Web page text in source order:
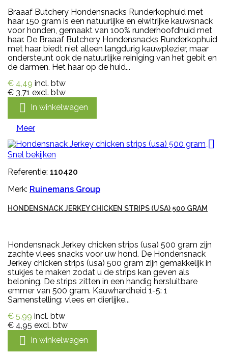
Braaaf Butchery Hondensnacks Runderkophuid met
haar 150 gram is een natuurlijke en eiwitrijke kauwsnack
voor honden, gemaakt van 100% runderhoofdhuid met
haar. De Braaaf Butchery Hondensnacks Runderkophuid
met haar biedt niet alleen langdurig kauwplezier, maar
ondersteunt ook de natuurlijke reiniging van het gebit en
de darmen. Het haar op de huid...
€ 4,49 incl. btw
€ 3,71 excl. btw
 In winkelwagen
Meer

Snel bekijken
Referentie: 110420
Merk: Ruinemans Group
HONDENSNACK JERKEY CHICKEN STRIPS (USA) 500 GRAM
Hondensnack Jerkey chicken strips (usa) 500 gram zijn
zachte vlees snacks voor uw hond. De Hondensnack
Jerkey chicken strips (usa) 500 gram zijn gemakkelijk in
stukjes te maken zodat u de strips kan geven als
beloning. De strips zitten in een handig hersluitbare
emmer van 500 gram. Kauwhardheid 1-5: 1
Samenstelling: vlees en dierlijke...
€ 5,99 incl. btw
€ 4,95 excl. btw
 In winkelwagen